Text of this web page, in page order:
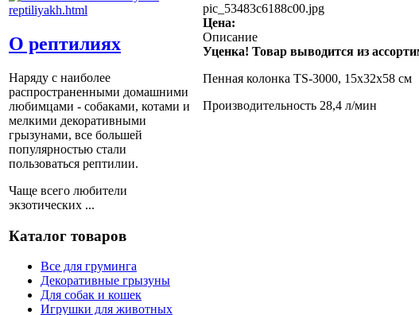
О рептилиях
Наряду с наиболее
распространенными домашними
любимцами - собаками, котами и
мелкими декоративными
грызунами, все большей
популярностью стали
пользоваться рептилии.
Чаще всего любители
экзотических ...
Каталог товаров
Все для груминга
Декоративные грызуны
Для собак и кошек
Игрушки для животных
pic_53483c6188c00.jpg
Цена:
Описание
Уценка! Товар выводится из
Пенная колонка TS-3000, 15х32х58 см
Производительность 28,4 л/мин